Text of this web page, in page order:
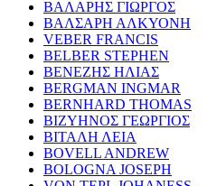
ΒΑΛΑΡΗΣ ΓΙΩΡΓΟΣ
ΒΑΛΣΑΡΗ ΑΛΚΥΟΝΗ
VEBER FRANCIS
BELBER STEPHEN
ΒΕΝΕΖΗΣ ΗΛΙΑΣ
BERGMAN INGMAR
BERNHARD THOMAS
ΒΙΖΥΗΝΟΣ ΓΕΩΡΓΙΟΣ
ΒΙΤΑΛΗ ΛΕΙΑ
BOVELL ANDREW
BOLOGNA JOSEPH